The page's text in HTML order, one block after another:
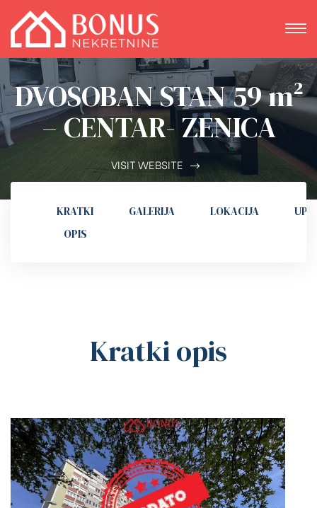
DVOSOBAN STAN 59 m²
– CENTAR- ZENICA
VISIT WEBSITE
KRATKI
OPIS
GALERIJA LOKACIJA UPIT
Kratki opis